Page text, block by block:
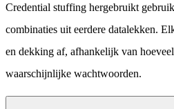
Credential stuffing hergebruikt
combinaties uit eerdere datalekken.
en dekking af, afhankelijk van
waarschijnlijke wachtwoorden.